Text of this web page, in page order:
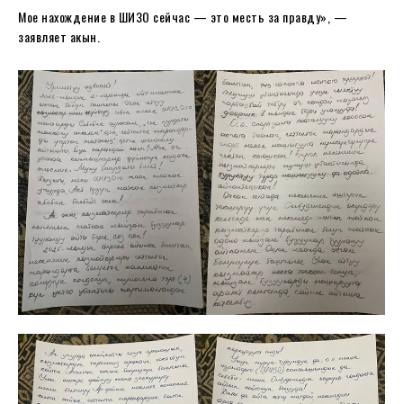
Мое нахождение в ШИЗО сейчас — это месть за правду», —
заявляет акын.